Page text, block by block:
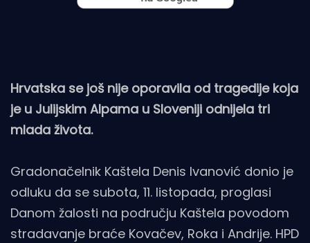
Hrvatska se još nije oporavila od tragedije koja
je u Julijskim Alpama u Sloveniji odnijela tri
mlada života.
Gradonačelnik Kaštela Denis Ivanović donio je
odluku da se subota, 11. listopada, proglasi
Danom žalosti na području Kaštela povodom
stradavanje braće Kovačev, Roka i Andrije. HPD